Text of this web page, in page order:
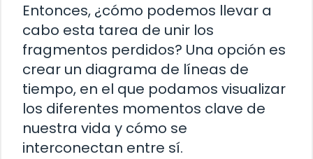
Entonces, ¿cómo podemos llevar a
cabo esta tarea de unir los
fragmentos perdidos? Una opción es
crear un diagrama de líneas de
tiempo, en el que podamos visualizar
los diferentes momentos clave de
nuestra vida y cómo se
interconectan entre sí.